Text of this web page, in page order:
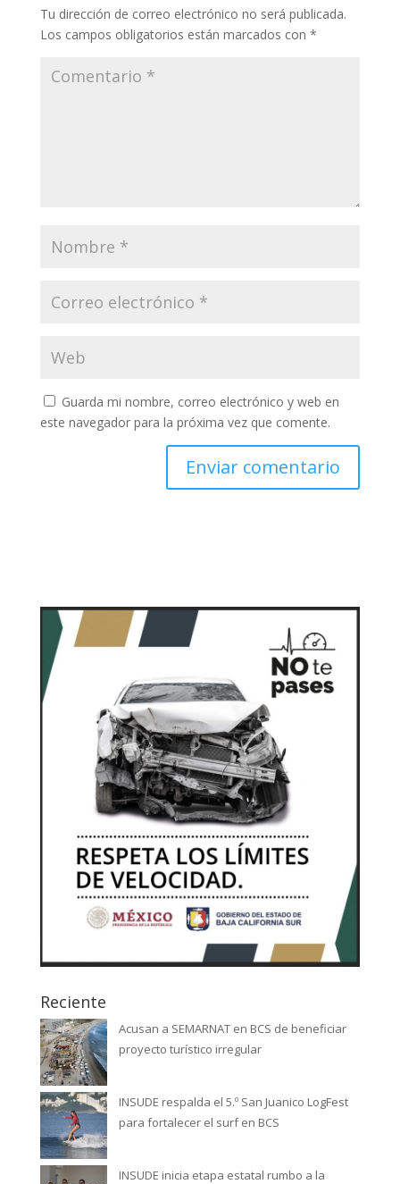
Tu dirección de correo electrónico no será publicada.
Los campos obligatorios están marcados con *
Guarda mi nombre, correo electrónico y web en
este navegador para la próxima vez que comente.
Reciente
Acusan a SEMARNAT en BCS de beneficiar
proyecto turístico irregular
INSUDE respalda el 5.º San Juanico LogFest
para fortalecer el surf en BCS
INSUDE inicia etapa estatal rumbo a la